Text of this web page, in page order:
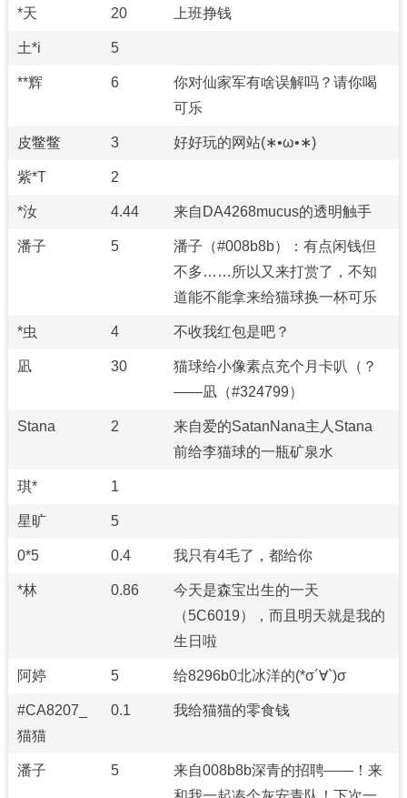
*天 20 上班挣钱
土*i 5
**辉 6
你对仙家军有啥误解吗？请你喝
可乐
皮鳖鳖 3 好好玩的网站(∗•ω•∗)
紫*T 2
*汝 4.44 来自DA4268mucus的透明触手
潘子 5
潘子（#008b8b）：有点闲钱但
不多……所以又来打赏了，不知
道能不能拿来给猫球换一杯可乐
*虫 4 不收我红包是吧？
凪 30
猫球给小像素点充个月卡叭（？
——凪（#324799）
Stana 2
来自爱的SatanNana主人Stana
前给李猫球的一瓶矿泉水
琪* 1
星旷 5
0*5 0.4 我只有4毛了，都给你
*林 0.86
今天是森宝出生的一天
（5C6019），而且明天就是我的
生日啦
阿婷 5 给8296b0北冰洋的(*σ´∀`)σ
#CA8207_
猫猫
0.1 我给猫猫的零食钱
潘子 5
来自008b8b深青的招聘——！来